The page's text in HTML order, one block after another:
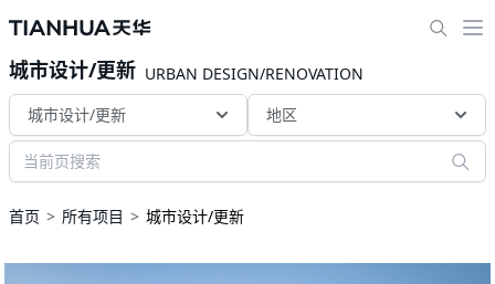
城市设计/更新 URBAN DESIGN/RENOVATION
城市设计/更新
地区
首页 所有项目 城市设计/更新